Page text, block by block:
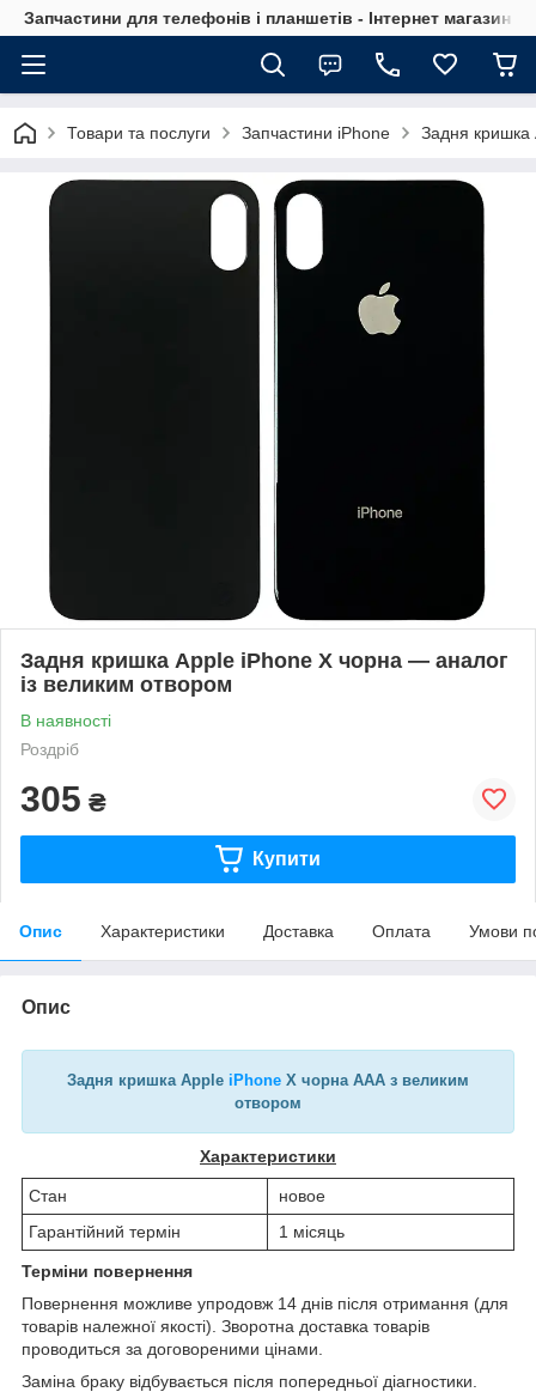
Запчастини для телефонів і планшетів - Інтернет магазин
Товари та послуги Запчастини iPhone Задня кришка
Задня кришка Apple iPhone X чорна — аналог
із великим отвором
В наявності
Роздріб
305 ₴
Купити
Опис Характеристики Доставка Оплата Умови
Опис
Задня кришка Apple iPhone X чорна AAA з великим
отвором
Характеристики
Стан
новое
Гарантійний термін
1 місяць
Терміни повернення
Повернення можливе упродовж 14 днів після отримання (для
товарів належної якості). Зворотна доставка товарів
проводиться за договореними цінами.
Заміна браку відбувається після попередньої діагностики.